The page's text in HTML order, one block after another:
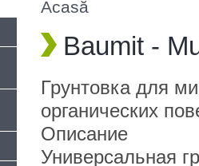
Acasă
Baumit -
Грунтовка для
органических
Описание
Универсальная